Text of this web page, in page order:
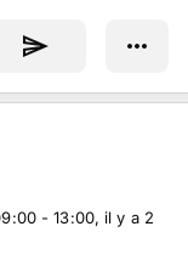
- 13:00, il y a 2